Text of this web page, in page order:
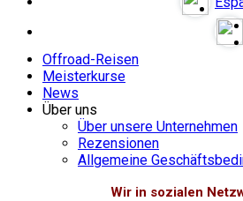
Offroad-Reisen
Meisterkurse
News
Über uns
Über unsere Unternehmen
Rezensionen
Allgemeine
Wir in sozialen